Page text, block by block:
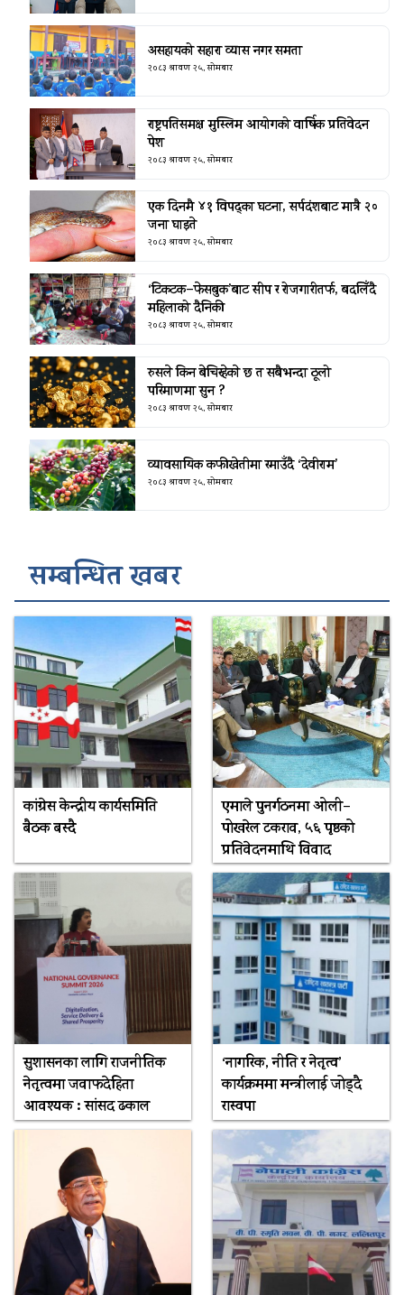
असहायको सहारा व्यास नगर समता
२०८३ श्रावण २५, सोमबार
राष्ट्रपतिसमक्ष मुस्लिम आयोगको वार्षिक प्रतिवेदन
पेश
२०८३ श्रावण २५, सोमबार
एक दिनमै ४१ विपद्का घटना, सर्पदंशबाट मात्रै २०
जना घाइते
२०८३ श्रावण २५, सोमबार
‘टिकटक–फेसबुक’बाट सीप र रोजगारीतर्फ, बदलिँदै
महिलाको दैनिकी
२०८३ श्रावण २५, सोमबार
रुसले किन बेचिरहेकाे छ त सबैभन्दा ठूलो
परिमाणमा सुन ?
२०८३ श्रावण २५, सोमबार
व्यावसायिक कफीखेतीमा रमाउँदै ‘देवीराम’
२०८३ श्रावण २५, सोमबार
सम्बन्धित खबर
कांग्रेस केन्द्रीय कार्यसमिति
बैठक बस्दै
एमाले पुनर्गठनमा ओली–
पोखरेल टकराव, ५६ पृष्ठको
प्रतिवेदनमाथि विवाद
सुशासनका लागि राजनीतिक
नेतृत्वमा जवाफदेहिता
आवश्यक : सांसद ढकाल
‘नागरिक, नीति र नेतृत्व’
कार्यक्रममा मन्त्रीलाई जोड्दै
रास्वपा